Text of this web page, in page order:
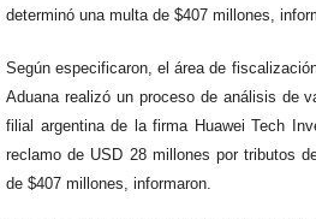
determinó una multa de $407 millones,
Según especificaron, el área de
Aduana realizó un proceso de análisis de
filial argentina de la firma Huawei Tech
reclamo de USD 28 millones por tributos
de $407 millones, informaron.